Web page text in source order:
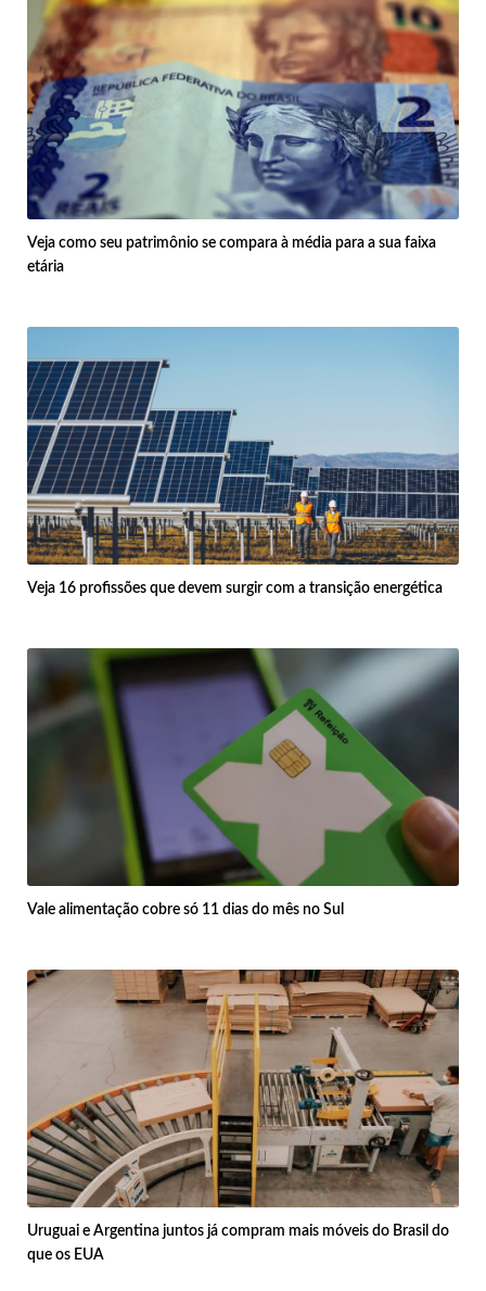
Veja como seu patrimônio se compara à média para a sua faixa
etária
Veja 16 profissões que devem surgir com a transição energética
Vale alimentação cobre só 11 dias do mês no Sul
Uruguai e Argentina juntos já compram mais móveis do Brasil do
que os EUA